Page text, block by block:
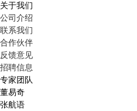
关于我们
公司介绍
联系我们
合作伙伴
反馈意见
招聘信息
专家团队
董易奇
张航语